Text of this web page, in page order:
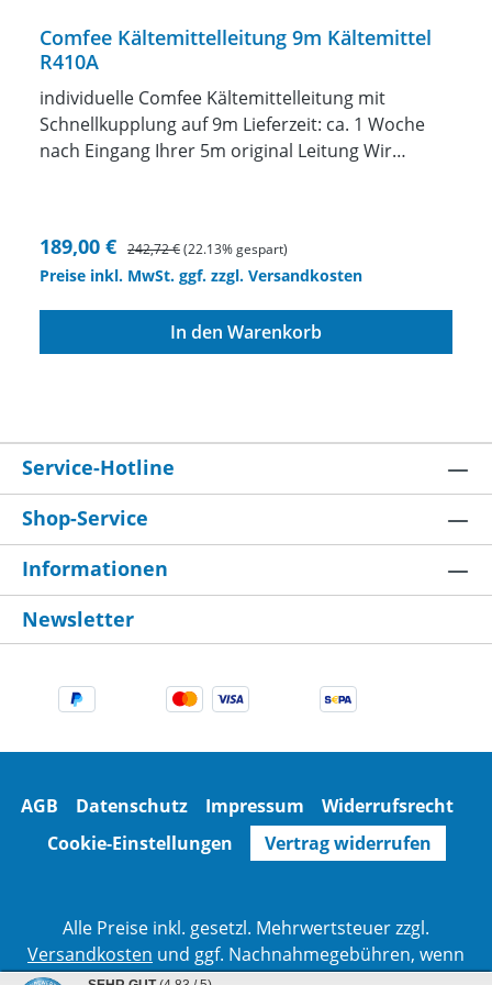
Comfee Kältemittelleitung 9m Kältemittel
R410A
individuelle Comfee Kältemittelleitung mit
Schnellkupplung auf 9m Lieferzeit: ca. 1 Woche
nach Eingang Ihrer 5m original Leitung Wir
ACHTUNG die original Leitung muss uns
eingeschickt werden. Wenn Sie das Gerät bei uns
kaufen natürlich nicht. Unser Angebot bezieht
sich auf das Verlängern oder Verkürzen der
original 5m Leitung. Diese Leitung muss uns
anschließend zu Ihnen zurück. Preis nur für 1/4"
und 3/8" Leitung (Baugrößen 09 und 12)
Für Baugröße 18 bitte Preisaufschlag anfragen.
Verkaufspreis:
189,00 € Regulärer Preis:
242,72 €(22.13% gespart)
Preise inkl. MwSt. ggf. zzgl. Versandkosten
In den Warenkorb
Service-Hotline
Shop-Service
Informationen
Newsletter
AGB Datenschutz Impressum
Widerrufsrecht
Cookie-Einstellungen
Vertrag widerrufen
Alle Preise inkl. gesetzl. Mehrwertsteuer zzgl.
Versandkosten und ggf. Nachnahmegebühren, wenn